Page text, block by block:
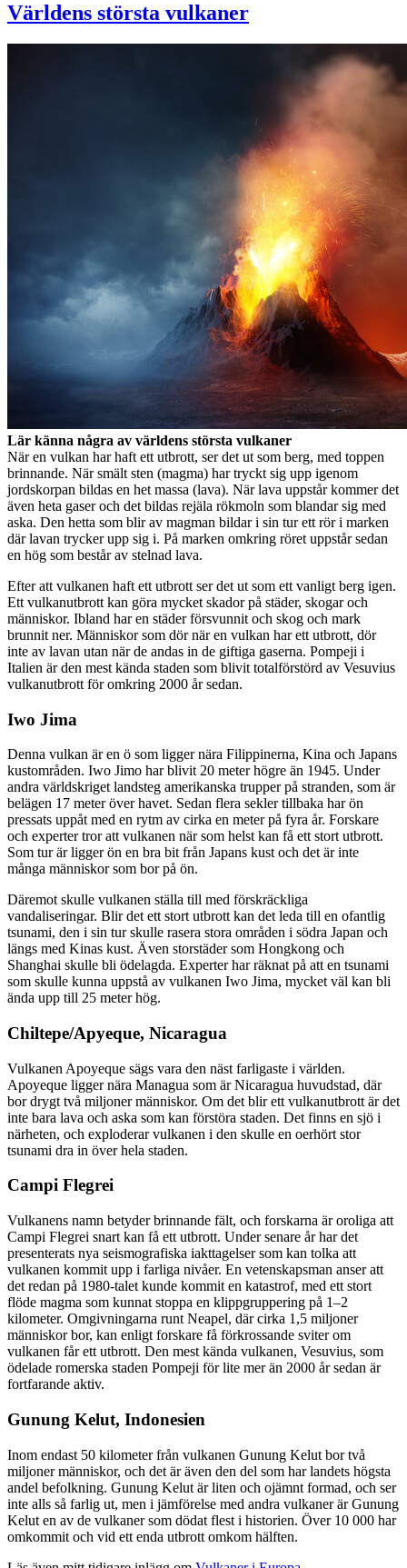
Världens största vulkaner
Lär känna några av världens största vulkaner
När en vulkan har haft ett utbrott, ser det ut som berg, med toppen
brinnande. När smält sten (magma) har tryckt sig upp igenom
jordskorpan bildas en het massa (lava). När lava uppstår kommer det
även heta gaser och det bildas rejäla rökmoln som blandar sig med
aska. Den hetta som blir av magman bildar i sin tur ett rör i marken
där lavan trycker upp sig i. På marken omkring röret uppstår sedan
en hög som består av stelnad lava.
Efter att vulkanen haft ett utbrott ser det ut som ett vanligt berg igen.
Ett vulkanutbrott kan göra mycket skador på städer, skogar och
människor. Ibland har en städer försvunnit och skog och mark
brunnit ner. Människor som dör när en vulkan har ett utbrott, dör
inte av lavan utan när de andas in de giftiga gaserna. Pompeji i
Italien är den mest kända staden som blivit totalförstörd av Vesuvius
vulkanutbrott för omkring 2000 år sedan.
Iwo Jima
Denna vulkan är en ö som ligger nära Filippinerna, Kina och Japans
kustområden. Iwo Jimo har blivit 20 meter högre än 1945. Under
andra världskriget landsteg amerikanska trupper på stranden, som är
belägen 17 meter över havet. Sedan flera sekler tillbaka har ön
pressats uppåt med en rytm av cirka en meter på fyra år. Forskare
och experter tror att vulkanen när som helst kan få ett stort utbrott.
Som tur är ligger ön en bra bit från Japans kust och det är inte
många människor som bor på ön.
Däremot skulle vulkanen ställa till med förskräckliga
vandaliseringar. Blir det ett stort utbrott kan det leda till en ofantlig
tsunami, den i sin tur skulle rasera stora områden i södra Japan och
längs med Kinas kust. Även storstäder som Hongkong och
Shanghai skulle bli ödelagda. Experter har räknat på att en tsunami
som skulle kunna uppstå av vulkanen Iwo Jima, mycket väl kan bli
ända upp till 25 meter hög.
Chiltepe/Apyeque, Nicaragua
Vulkanen Apoyeque sägs vara den näst farligaste i världen.
Apoyeque ligger nära Managua som är Nicaragua huvudstad, där
bor drygt två miljoner människor. Om det blir ett vulkanutbrott är det
inte bara lava och aska som kan förstöra staden. Det finns en sjö i
närheten, och exploderar vulkanen i den skulle en oerhört stor
tsunami dra in över hela staden.
Campi Flegrei
Vulkanens namn betyder brinnande fält, och forskarna är oroliga att
Campi Flegrei snart kan få ett utbrott. Under senare år har det
presenterats nya seismografiska iakttagelser som kan tolka att
vulkanen kommit upp i farliga nivåer. En vetenskapsman anser att
det redan på 1980-talet kunde kommit en katastrof, med ett stort
flöde magma som kunnat stoppa en klippgruppering på 1–2
kilometer. Omgivningarna runt Neapel, där cirka 1,5 miljoner
människor bor, kan enligt forskare få förkrossande sviter om
vulkanen får ett utbrott. Den mest kända vulkanen, Vesuvius, som
ödelade romerska staden Pompeji för lite mer än 2000 år sedan är
fortfarande aktiv.
Gunung Kelut, Indonesien
Inom endast 50 kilometer från vulkanen Gunung Kelut bor två
miljoner människor, och det är även den del som har landets högsta
andel befolkning. Gunung Kelut är liten och ojämnt formad, och ser
inte alls så farlig ut, men i jämförelse med andra vulkaner är Gunung
Kelut en av de vulkaner som dödat flest i historien. Över 10 000 har
omkommit och vid ett enda utbrott omkom hälften.